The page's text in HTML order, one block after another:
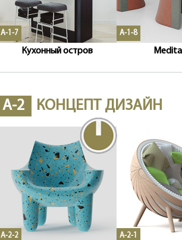
A-1-7
Кухонный остров
A-1-8
A-2 КОНЦЕПТ ДИЗАЙН
A-2-2 A-2-1